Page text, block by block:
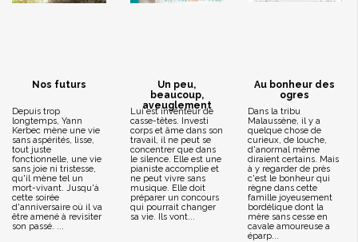
Nos futurs
Depuis trop
longtemps, Yann
Kerbec mène une vie
sans aspérités, lisse,
tout juste
fonctionnelle, une vie
sans joie ni tristesse,
qu'il mène tel un
mort-vivant. Jusqu'à
cette soirée
d'anniversaire où il va
être amené à revisiter
son passé. ...
Un peu,
beaucoup,
aveuglement
Lui est inventeur de
casse-têtes. Investi
corps et âme dans son
travail, il ne peut se
concentrer que dans
le silence. Elle est une
pianiste accomplie et
ne peut vivre sans
musique. Elle doit
préparer un concours
qui pourrait changer
sa vie. Ils vont...
Au bonheur des
ogres
Dans la tribu
Malaussène, il y a
quelque chose de
curieux, de louche,
d'anormal même
diraient certains. Mais
à y regarder de près
c'est le bonheur qui
règne dans cette
famille joyeusement
bordélique dont la
mère sans cesse en
cavale amoureuse a
éparp...